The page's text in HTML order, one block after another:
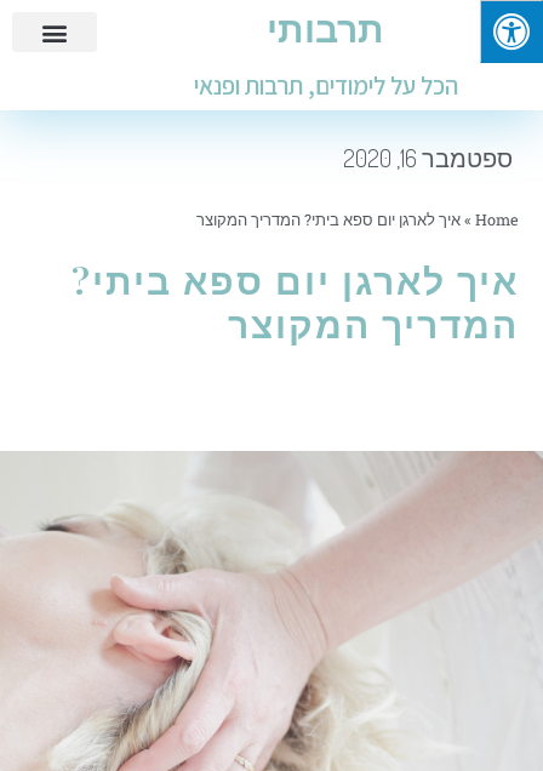
תרבותי
הכל על לימודים, תרבות ופנאי
ספטמבר 16, 2020
Home
»איך לארגן יום ספא ביתי? המדריך המקוצר
איך לארגן יום ספא ביתי?
המדריך המקוצר